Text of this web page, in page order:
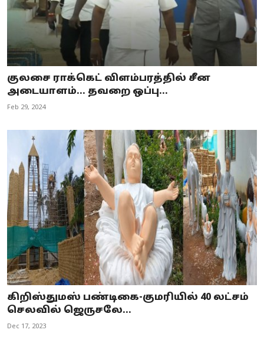
குலசை ராக்கெட் விளம்பரத்தில் சீன
அடையாளம்... தவறை ஒப்பு...
Feb 29, 2024
கிறிஸ்துமஸ் பண்டிகை-குமரியில் 40 லட்சம்
செலவில் ஜெருசலே...
Dec 17, 2023